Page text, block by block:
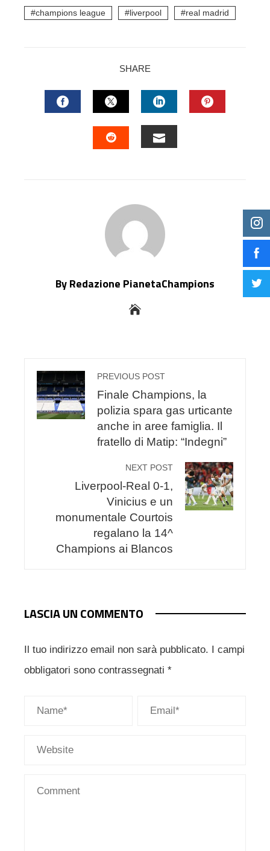
champions league liverpool real madrid
SHARE
FACEBOOKTWITTERLINKEDIN
By Redazione PianetaChampions
PREVIOUS POST
Finale Champions, la
polizia spara gas urticante
anche in aree famiglia. Il
fratello di Matip: “Indegni”
NEXT POST
Liverpool-Real 0-1,
Vinicius e un
monumentale Courtois
regalano la 14^
Champions ai Blancos
LASCIA UN COMMENTO
Il tuo indirizzo email non sarà pubblicato. I campi
obbligatori sono contrassegnati *